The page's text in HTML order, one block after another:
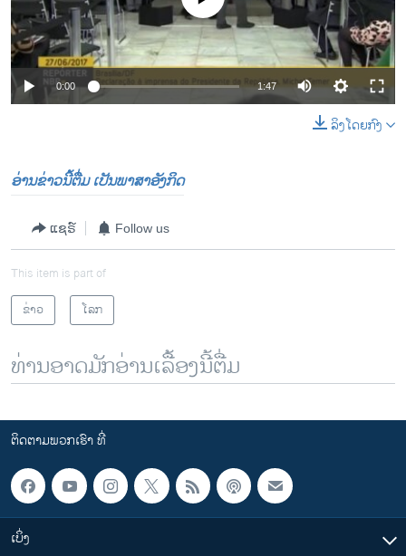
0:00 1:47
ລິງໂດຍກົງ
ອ່ານຂ່າວນີ້ຕື່ມ ເປັນພາສາອັງກິດ
ແຊຣ໌ Follow us
This item is part of
ຂ່າວ
ໂລກ
ທ່ານອາດມັກອ່ານເລື້ອງນີ້ຕື່ມ
ຕິດຕາມພວກເຮົາ ທີ່
ເບິ່ງ